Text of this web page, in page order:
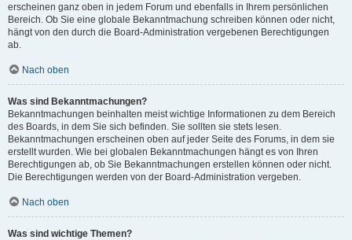
erscheinen ganz oben in jedem Forum und ebenfalls in Ihrem persönlichen
Bereich. Ob Sie eine globale Bekanntmachung schreiben können oder nicht,
hängt von den durch die Board-Administration vergebenen Berechtigungen
ab.
Nach oben
Was sind Bekanntmachungen?
Bekanntmachungen beinhalten meist wichtige Informationen zu dem Bereich
des Boards, in dem Sie sich befinden. Sie sollten sie stets lesen.
Bekanntmachungen erscheinen oben auf jeder Seite des Forums, in dem sie
erstellt wurden. Wie bei globalen Bekanntmachungen hängt es von Ihren
Berechtigungen ab, ob Sie Bekanntmachungen erstellen können oder nicht.
Die Berechtigungen werden von der Board-Administration vergeben.
Nach oben
Was sind wichtige Themen?